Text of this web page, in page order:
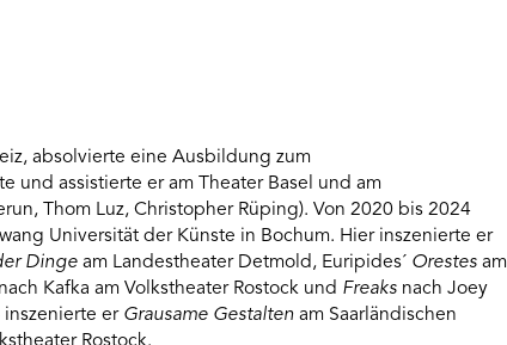
absolvierte eine Ausbildung zum
und assistierte er am Theater Basel und am
Thom Luz, Christopher Rüping). Von 2020 bis 2024
Universität der Künste in Bochum. Hier inszenierte er
Dinge am Landestheater Detmold, Euripides´ Orestes am
nach Kafka am Volkstheater Rostock und Freaks nach Joey
inszenierte er Grausame Gestalten am Saarländischen